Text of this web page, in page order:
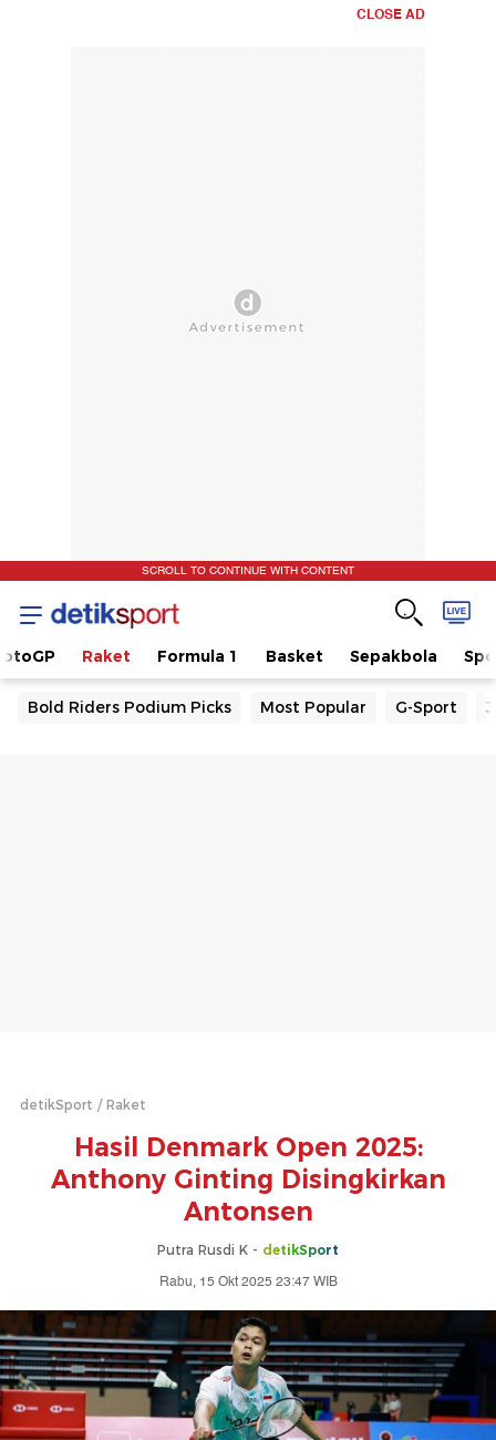
CLOSE AD
SCROLL TO CONTINUE WITH CONTENT
Raket Formula 1 Basket Sepakbola
Bold Riders Podium Picks Most Popular G-Sport
detikSport Raket
Hasil Denmark Open 2025:
Anthony Ginting Disingkirkan
Antonsen
Putra Rusdi K - detikSport
Rabu, 15 Okt 2025 23:47 WIB